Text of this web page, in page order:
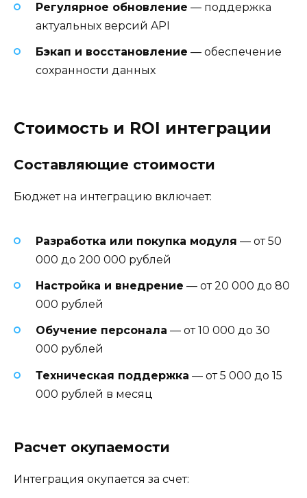
Регулярное обновление — поддержка
актуальных версий API
Бэкап и восстановление — обеспечение
сохранности данных
Стоимость и ROI интеграции
Составляющие стоимости
Бюджет на интеграцию включает:
Разработка или покупка модуля — от 50
000 до 200 000 рублей
Настройка и внедрение — от 20 000 до 80
000 рублей
Обучение персонала — от 10 000 до 30
000 рублей
Техническая поддержка — от 5 000 до 15
000 рублей в месяц
Расчет окупаемости
Интеграция окупается за счет: